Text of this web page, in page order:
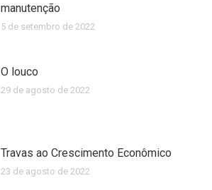
manutenção
5 de setembro de 2022
O louco
29 de agosto de 2022
Travas ao Crescimento Econômico
23 de agosto de 2022